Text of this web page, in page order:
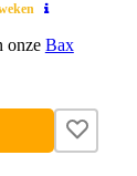
onze Bax